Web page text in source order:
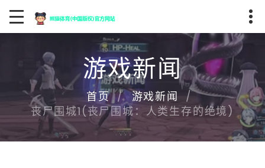
游戏新闻
首页
游戏新闻
丧尸围城1(丧尸围城：人类生存的绝境)